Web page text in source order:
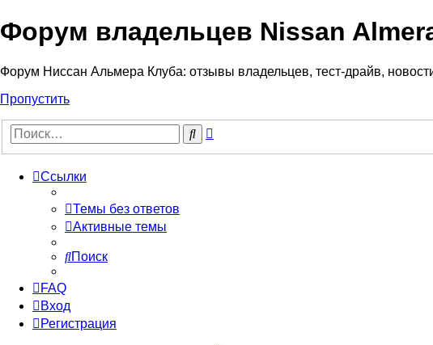
Форум владельцев Nissan
Форум Ниссан Альмера Клуба: отзывы владельцев, тест-драйв,
Пропустить
Поиск
Ссылки
Темы без ответов
Активные темы
Поиск
FAQ
Вход
Регистрация